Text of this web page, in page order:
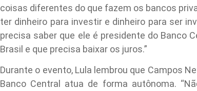
coisas diferentes do que fazem os bancos
ter dinheiro para investir e dinheiro para ser
precisa saber que ele é presidente do Banco
Brasil e que precisa baixar os juros.”
Durante o evento, Lula lembrou que Campos
Banco Central atua de forma autônoma.